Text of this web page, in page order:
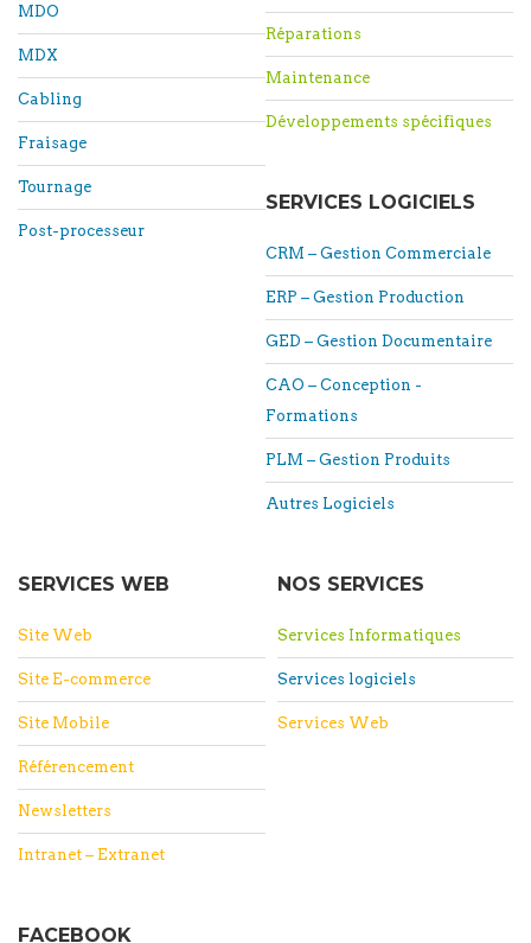
MDO
MDX
Cabling
Fraisage
Tournage
Post-processeur
Réparations
Maintenance
Développements spécifiques
SERVICES LOGICIELS
CRM – Gestion Commerciale
ERP – Gestion Production
GED – Gestion Documentaire
CAO – Conception -
Formations
PLM – Gestion Produits
Autres Logiciels
SERVICES WEB
Site Web
Site E-commerce
Site Mobile
Référencement
Newsletters
Intranet – Extranet
NOS SERVICES
Services Informatiques
Services logiciels
Services Web
FACEBOOK